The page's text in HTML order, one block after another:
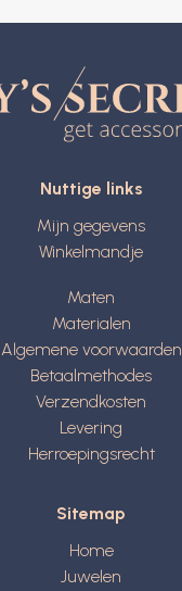
Nuttige links
Mijn gegevens
Winkelmandje
Maten
Materialen
Algemene voorwaarden
Betaalmethodes
Verzendkosten
Levering
Herroepingsrecht
Sitemap
Home
Juwelen